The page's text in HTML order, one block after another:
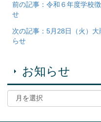
前の記事：令和６年度学校
せ
次の記事：5月28日（火）
らせ
お知らせ